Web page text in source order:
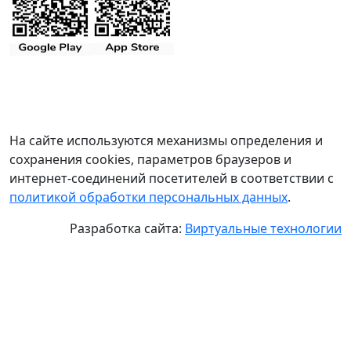
На сайте используются механизмы определения и
сохранения cookies, параметров браузеров и
интернет-соединений посетителей в соответствии с
политикой обработки персональных данных.
Разработка сайта: Виртуальные технологии